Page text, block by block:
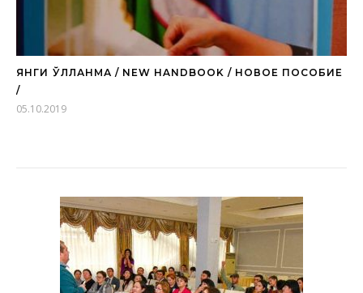
ЯНГИ ҚЎЛЛАНМА / NEW HANDBOOK / НОВОЕ ПОСОБИЕ
/
05.10.2019